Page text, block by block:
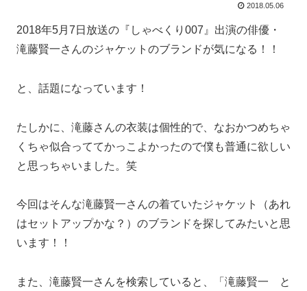
2018.05.06
2018年5月7日放送の『しゃべくり007』出演の俳優・
滝藤賢一さんのジャケットのブランドが気になる！！
と、話題になっています！
たしかに、滝藤さんの衣装は個性的で、なおかつめちゃ
くちゃ似合っててかっこよかったので僕も普通に欲しい
と思っちゃいました。笑
今回はそんな滝藤賢一さんの着ていたジャケット（あれ
はセットアップかな？）のブランドを探してみたいと思
います！！
また、滝藤賢一さんを検索していると、「滝藤賢一 と